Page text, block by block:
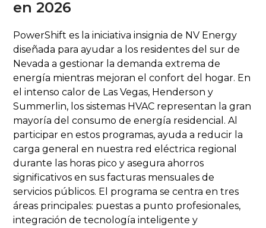
en 2026
PowerShift es la iniciativa insignia de NV Energy
diseñada para ayudar a los residentes del sur de
Nevada a gestionar la demanda extrema de
energía mientras mejoran el confort del hogar. En
el intenso calor de Las Vegas, Henderson y
Summerlin, los sistemas HVAC representan la gran
mayoría del consumo de energía residencial. Al
participar en estos programas, ayuda a reducir la
carga general en nuestra red eléctrica regional
durante las horas pico y asegura ahorros
significativos en sus facturas mensuales de
servicios públicos. El programa se centra en tres
áreas principales: puestas a punto profesionales,
integración de tecnología inteligente y